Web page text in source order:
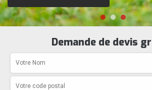
Demande de devis